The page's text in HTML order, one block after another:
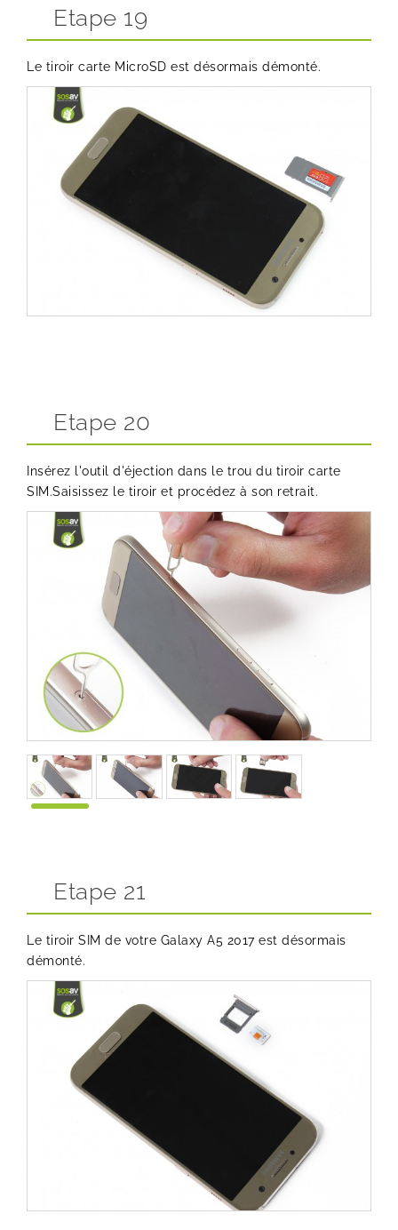
Etape 19
Le tiroir carte MicroSD est désormais démonté.
Etape 20
Insérez l'outil d'éjection dans le trou du tiroir carte
SIM.Saisissez le tiroir et procédez à son retrait.
Etape 21
Le tiroir SIM de votre Galaxy A5 2017 est désormais
démonté.